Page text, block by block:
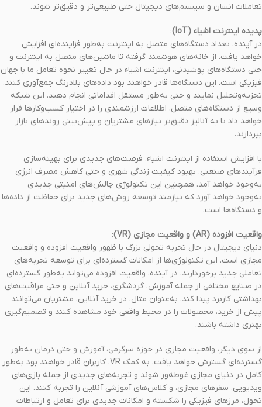
تعاملات انسان و سیستم‌های دیجیتال حتی طبیعی‌تر و دقیق‌تر شوند.
پدیده اینترنت اشیاء (IoT)
:
در آینده، تعداد دستگاه‌های متصل به اینترنت به‌طور فزاینده‌ای افزایش
خواهد یافت. از خانه‌های هوشمند گرفته تا ماشین‌های متصل به اینترنت و
حتی دستگاه‌های پوشیدنی، اینترنت اشیاء در حال تغییر نحوه تعامل ما با جهان
فیزیکی است. این دستگاه‌ها قادر خواهند بود داده‌های بلادرنگ جمع‌آوری کنند،
تجزیه‌وتحلیل نمایند و حتی به‌طور مستقل اقداماتی انجام دهند. این شبکه
وسیع از دستگاه‌های متصل، اطلاعات ارزشمندی را در اختیار کسب‌وکارها قرار
خواهد داد تا به آنالیز دقیق‌تر نیازهای مشتریان و پیش‌بینی روندهای بازار
بپردازند.
با افزایش استفاده از اینترنت اشیاء، فرصت‌های جدیدی برای بهینه‌سازی
فرآیندهای صنعتی، بهبود کیفیت زندگی شهری و حتی کاهش مصرف انرژی
به‌وجود خواهد آمد. همچنین این تکنولوژی چالش‌های امنیتی جدیدی
به‌وجود خواهد آورد که نیازمند توسعه روش‌های جدید برای حفاظت از داده‌ها
و دستگاه‌ها است.
واقعیت افزوده (AR) و واقعیت مجازی (VR)
:
دنیای دیجیتال در حال تجربه تحولی بزرگ با ظهور واقعیت افزوده و واقعیت
مجازی است. این تکنولوژی‌ها از امکانات گسترده‌ای برای توسعه تجربه‌های
تعاملی جدید برخوردارند. در آینده، واقعیت افزوده می‌تواند به‌طور گسترده‌ای
در صنایع مختلفی از جمله آموزش، گردشگری، خرید آنلاین و حتی مراقبت‌های
بهداشتی کاربرد پیدا کند. به‌عنوان مثال، در خرید آنلاین، مشتریان می‌توانند
پیش از خرید، محصولات را در محیط واقعی خود مشاهده کنند و تصمیم‌گیری
بهتری داشته باشند.
از سوی دیگر، واقعیت مجازی در حوزه سرگرمی، آموزش و حتی درمان به‌طور
گسترده‌ای گسترش خواهد یافت. به کمک VR، کاربران قادر خواهند بود به‌طور
کامل در دنیای مجازی غوطه‌ور شوند و تجربه‌های جدیدی از جمله بازی‌های
ویدیویی، سفرهای مجازی، و کلاس‌های آموزشی آنلاین را تجربه کنند. این
تحول، مرزهای فیزیکی را شکسته و امکانات جدیدی برای تعامل و ارتباطات